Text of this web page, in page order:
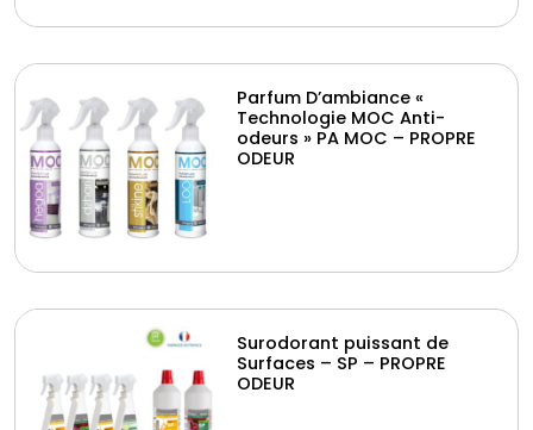
Parfum D’ambiance «
Technologie MOC Anti-
odeurs » PA MOC – PROPRE
ODEUR
Surodorant puissant de
Surfaces – SP – PROPRE
ODEUR